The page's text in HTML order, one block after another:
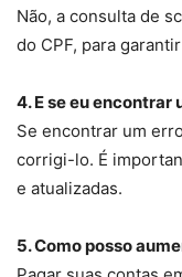
Não, a consulta de
do CPF, para
4. E se eu encontrar
Se encontrar um
corrigi-lo. É
e atualizadas.
5. Como posso